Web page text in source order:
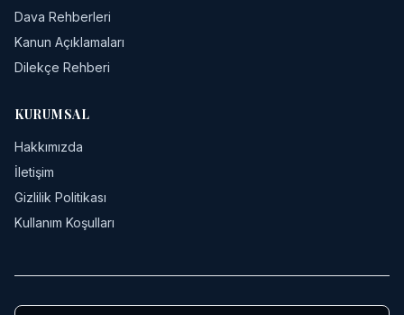
Dava Rehberleri
Kanun Açıklamaları
Dilekçe Rehberi
KURUMSAL
Hakkımızda
İletişim
Gizlilik Politikası
Kullanım Koşulları